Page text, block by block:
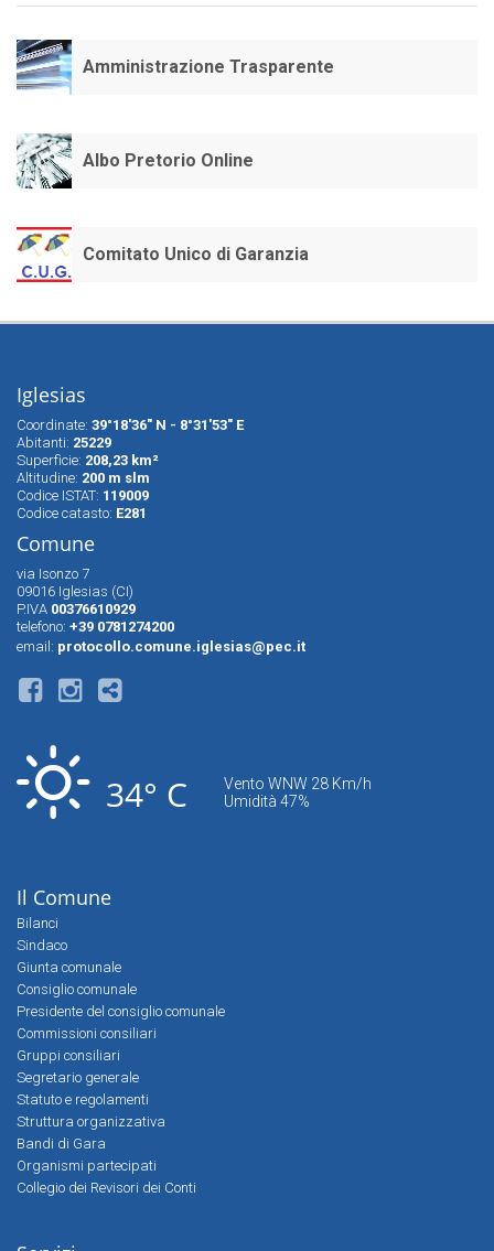
Amministrazione Trasparente
Albo Pretorio Online
Comitato Unico di Garanzia
Iglesias
Coordinate: 39°18'36" N - 8°31'53" E
Abitanti: 25229
Superfìcie: 208,23 km²
Altitudine: 200 m slm
Codice ISTAT: 119009
Codice catasto: E281
Comune
via Isonzo 7
09016 Iglesias (CI)
P.IVA 00376610929
telefono: +39 0781274200
email: protocollo.comune.iglesias@pec.it
34° C
Vento WNW 28 Km/h
Umidità 47%
Il Comune
Bilanci
Sindaco
Giunta comunale
Consiglio comunale
Presidente del consiglio comunale
Commissioni consiliari
Gruppi consiliari
Segretario generale
Statuto e regolamenti
Struttura organizzativa
Bandi di Gara
Organismi partecipati
Collegio dei Revisori dei Conti